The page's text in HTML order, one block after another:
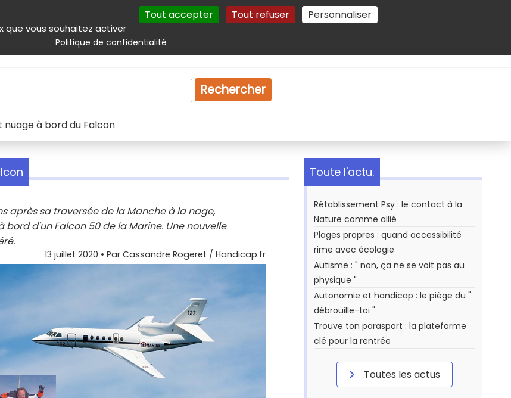
que vous souhaitez activer
Tout accepter Tout refuser Personnaliser
Politique de confidentialité
Autres services Plan du site Gestion des cookies
& services Emploi Droit
Rechercher
nuage à bord du Falcon
après sa traversée de la Manche à la nage,
d'un Falcon 50 de la Marine. Une nouvelle
13 juillet 2020 • Par Cassandre Rogeret / Handicap.fr
Toute l'actu.
Rétablissement Psy : le contact à la
Nature comme allié
Plages propres : quand accessibilité
rime avec écologie
Autisme : " non, ça ne se voit pas au
physique "
Autonomie et handicap : le piège du "
débrouille-toi "
Trouve ton parasport : la plateforme
clé pour la rentrée
Toutes les actus